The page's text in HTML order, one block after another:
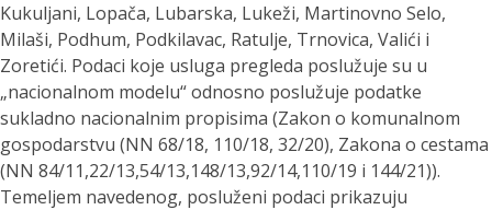
Kukuljani, Lopača, Lubarska, Lukeži, Martinovno Selo,
Milaši, Podhum, Podkilavac, Ratulje, Trnovica, Valići i
Zoretići. Podaci koje usluga pregleda poslužuje su u
„nacionalnom modelu“ odnosno poslužuje podatke
sukladno nacionalnim propisima (Zakon o komunalnom
gospodarstvu (NN 68/18, 110/18, 32/20), Zakona o cestama
(NN 84/11,22/13,54/13,148/13,92/14,110/19 i 144/21)).
Temeljem navedenog, posluženi podaci prikazuju